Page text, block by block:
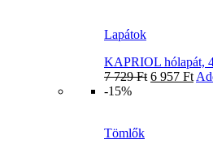
Lapátok
KAPRIOL hólapát,
7 729Ft 6 957 Ft
-15%
Tömlők